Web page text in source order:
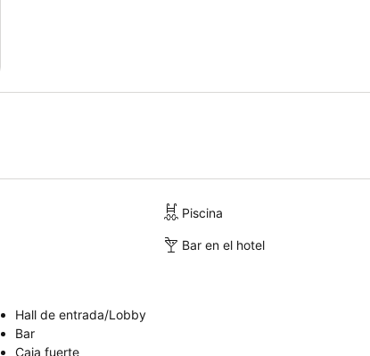
Piscina
Bar en el hotel
Hall de entrada/Lobby
Bar
Caja fuerte